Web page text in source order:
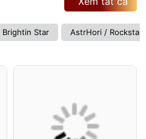
Brightin Star AstrHori / Rockstar